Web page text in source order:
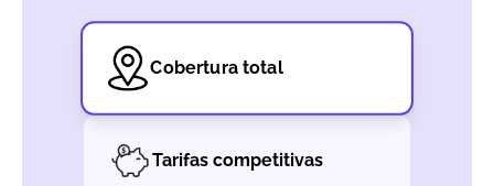
Cobertura total
Tarifas competitivas